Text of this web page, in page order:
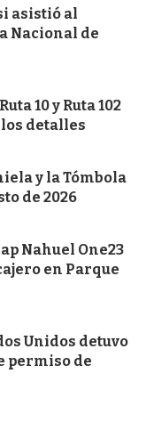
asistió al
Nacional de
10 y Ruta 102
detalles
y la Tómbola
de 2026
Nahuel One23
en Parque
Unidos detuvo
permiso de